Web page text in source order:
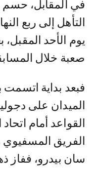
في المقابل، حسم
التأهل إلى ربع
يوم الأحد
صعبة خلال
فبعد بداية
الفريق المسفيوي